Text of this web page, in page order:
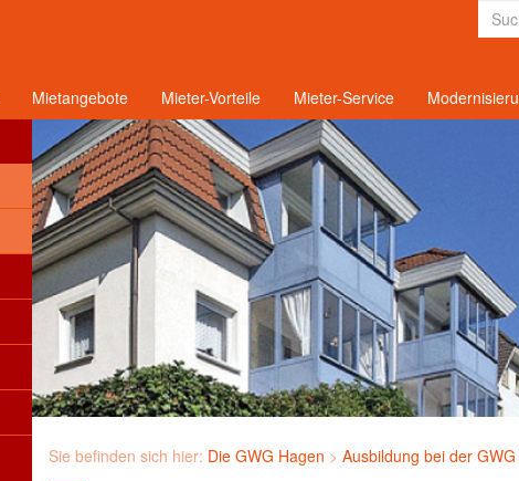
Mietangebote Mieter-Vorteile Mieter-Service
Sie befinden sich hier: Die GWG Hagen > Ausbildung bei der